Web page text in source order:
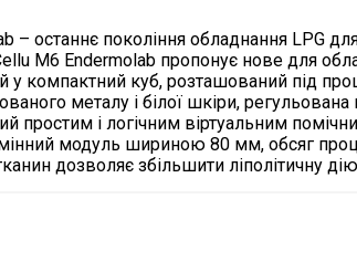
– останнє покоління обладнання LPG
M6 Endermolab пропонує нове для
у компактний куб, розташований під
металу і білої шкіри,
простим і логічним віртуальним
модуль шириною 80 мм, обсяг
дозволяє збільшити ліполітичну